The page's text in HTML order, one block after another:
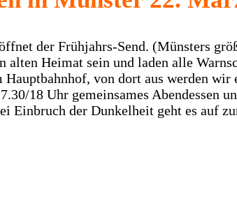
der Frühjahrs-Send. (Münsters
alten Heimat sein und laden alle
Hauptbahnhof, von dort aus werden
18 Uhr gemeinsames Abendessen
Einbruch der Dunkelheit geht es auf